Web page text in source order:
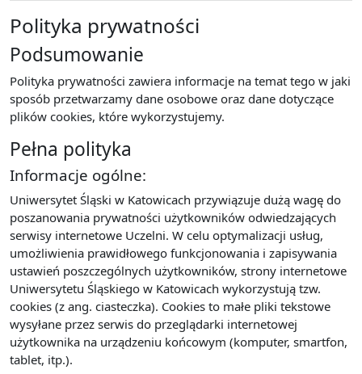
Polityka prywatności
Podsumowanie
Polityka prywatności zawiera informacje na temat tego w jaki
sposób przetwarzamy dane osobowe oraz dane dotyczące
plików cookies, które wykorzystujemy.
Pełna polityka
Informacje ogólne:
Uniwersytet Śląski w Katowicach przywiązuje dużą wagę do
poszanowania prywatności użytkowników odwiedzających
serwisy internetowe Uczelni. W celu optymalizacji usług,
umożliwienia prawidłowego funkcjonowania i zapisywania
ustawień poszczególnych użytkowników, strony internetowe
Uniwersytetu Śląskiego w Katowicach wykorzystują tzw.
cookies (z ang. ciasteczka). Cookies to małe pliki tekstowe
wysyłane przez serwis do przeglądarki internetowej
użytkownika na urządzeniu końcowym (komputer, smartfon,
tablet, itp.).